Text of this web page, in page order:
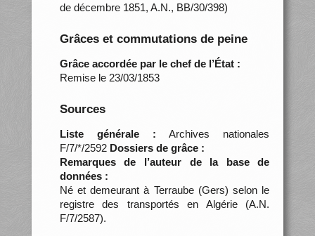
de décembre 1851, A.N., BB/30/398)
Grâces et commutations de peine
Grâce accordée par le chef de l’État :
Remise le 23/03/1853
Sources
Liste générale : Archives nationales
F/7/*/2592 Dossiers de grâce :
Remarques de l’auteur de la base de
données :
Né et demeurant à Terraube (Gers) selon le
registre des transportés en Algérie (A.N.
F/7/2587).